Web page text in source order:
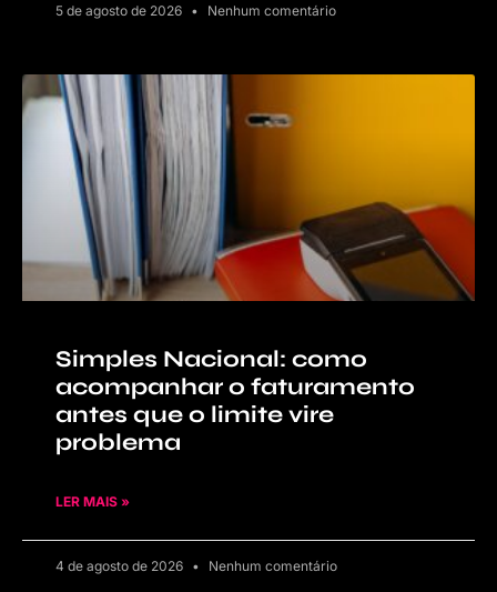
5 de agosto de 2026 Nenhum comentário
Simples Nacional: como
acompanhar o faturamento
antes que o limite vire
problema
LER MAIS »
4 de agosto de 2026 Nenhum comentário